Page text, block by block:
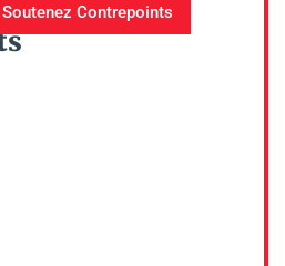
Soutenez Contrepoints